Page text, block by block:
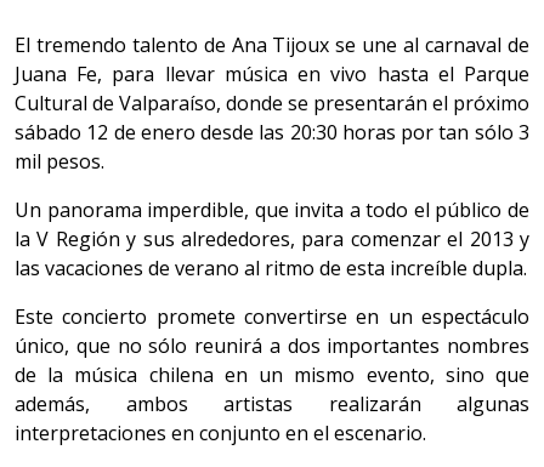
El tremendo talento de Ana Tijoux se une al carnaval de
Juana Fe, para llevar música en vivo hasta el Parque
Cultural de Valparaíso, donde se presentarán el próximo
sábado 12 de enero desde las 20:30 horas por tan sólo 3
mil pesos.
Un panorama imperdible, que invita a todo el público de
la V Región y sus alrededores, para comenzar el 2013 y
las vacaciones de verano al ritmo de esta increíble dupla.
Este concierto promete convertirse en un espectáculo
único, que no sólo reunirá a dos importantes nombres
de la música chilena en un mismo evento, sino que
además, ambos artistas realizarán algunas
interpretaciones en conjunto en el escenario.